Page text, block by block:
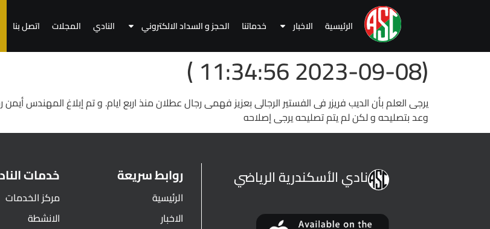
الرئيسية الاخبار خدماتنا الحجز و السداد الالكتروني النادي المجلات اتصل بنا
(2023-09-08 11:34:56 )
يرجى العلم بأن الديب فريزر فى الفستير الرجالى بعزيز فهمى رجال عطلان منذ اربع ايام. و تم إبلاغ المهندس
وعد بتصليحه و لكن لم يتم تصليحه يرجى إصلاحه
نادي الأسكندرية الرياضي روابط سريعة
الرئيسية
الاخبار
خدمات
مركز الخدمات
الانشطة